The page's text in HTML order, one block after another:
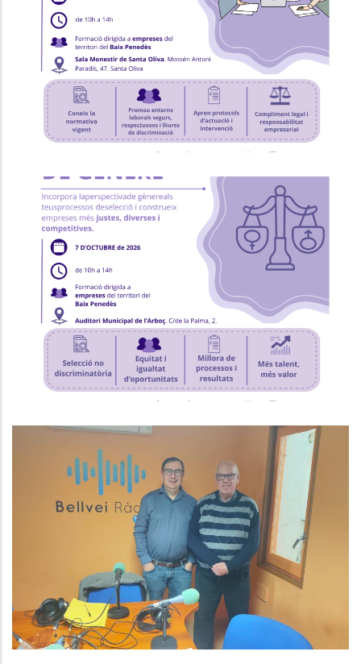
Per Raó De Sexe"
Ocupació
P. econòmica
Formació "RRHH I Selecció Amb
Perspectiva De Gènere"
P. econòmica
Baix Penedès Al Dia Amb Joan
Maria Diu, Responsable De L'Area
D'Ocupació, Promoció Econòmica
I Turisme
Altres
Ocupació
Turisme